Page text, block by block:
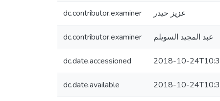
dc.contributor.examiner عزيز حيدر
dc.contributor.examiner عبد المجيد السويلم
dc.date.accessioned 2018-10-
dc.date.available 2018-10-